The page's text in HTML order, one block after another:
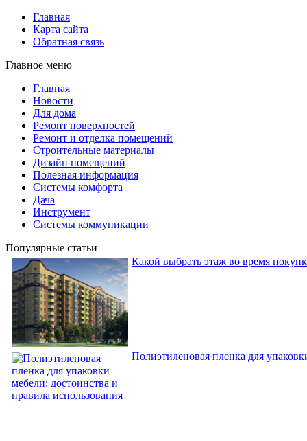
Главная
Карта сайта
Обратная связь
Главное меню
Главная
Новости
Для дома
Ремонт поверхностей
Ремонт и отделка помещений
Строительные материалы
Дизайн помещений
Полезная информация
Системы комфорта
Дача
Инструмент
Системы коммуникации
Популярные статьи
Какой выбрать этаж во время
Полиэтиленовая пленка для